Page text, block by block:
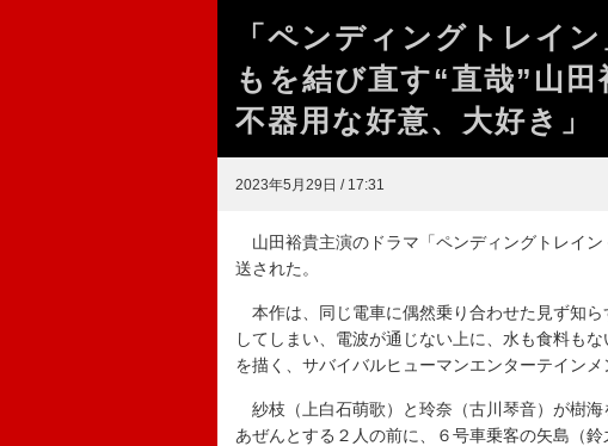
「ペンディングトレイ
もを結び直す“直哉”山
不器用な好意、大好き」
2023年5月29日 / 17:31
山田裕貴主演のドラマ「ペンディングトレイ
送された。
本作は、同じ電車に偶然乗り合わせた見ず知
してしまい、電波が通じない上に、水も食料も
を描く、サバイバルヒューマンエンターテインメ
紗枝（上白石萌歌）と玲奈（古川琴音）が樹海
あぜんとする２人の前に、６号車乗客の矢島（